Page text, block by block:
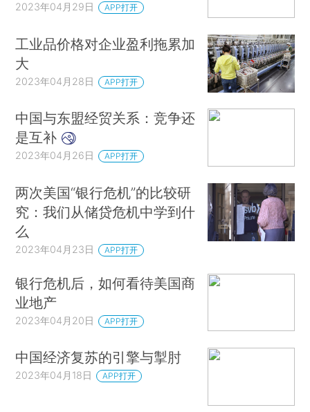
2023年04月29日 APP打开
工业品价格对企业盈利拖累加
大
2023年04月28日 APP打开
中国与东盟经贸关系：竞争还
是互补
2023年04月26日 APP打开
两次美国“银行危机”的比较研
究：我们从储贷危机中学到什
么
2023年04月23日 APP打开
银行危机后，如何看待美国商
业地产
2023年04月20日 APP打开
中国经济复苏的引擎与掣肘
2023年04月18日 APP打开